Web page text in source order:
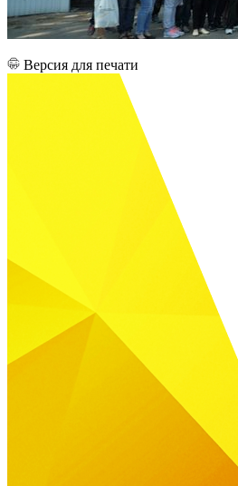
Версия для печати